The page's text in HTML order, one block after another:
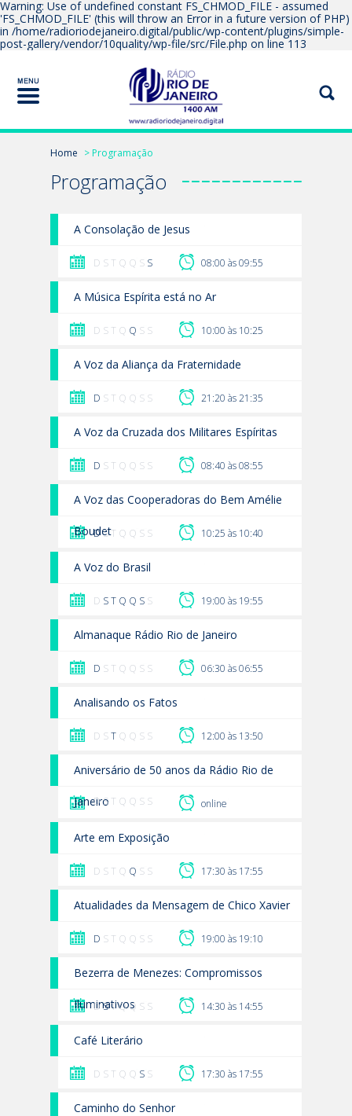
Warning: Use of undefined constant FS_CHMOD_FILE - assumed
'FS_CHMOD_FILE' (this will throw an Error in a future version of PHP)
in /home/radioriodejaneiro.digital/public/wp-content/plugins/simple-
post-gallery/vendor/10quality/wp-file/src/File.php on line 113
Home > Programação
Programação
A Consolação de Jesus
D S T Q Q S S 08:00 às 09:55
A Música Espírita está no Ar
D S T Q Q S S 10:00 às 10:25
A Voz da Aliança da Fraternidade
D S T Q Q S S 21:20 às 21:35
A Voz da Cruzada dos Militares Espíritas
D S T Q Q S S 08:40 às 08:55
A Voz das Cooperadoras do Bem Amélie
Boudet
DS T Q Q S S 10:25 às 10:40
A Voz do Brasil
D ST Q Q S S 19:00 às 19:55
Almanaque Rádio Rio de Janeiro
D S T Q Q S S 06:30 às 06:55
Analisando os Fatos
D ST Q Q S S 12:00 às 13:50
Aniversário de 50 anos da Rádio Rio de
JaneiroD S T Q Q S S online
Arte em Exposição
D S T Q Q S S 17:30 às 17:55
Atualidades da Mensagem de Chico Xavier
D S T Q Q S S 19:00 às 19:10
Bezerra de Menezes: Compromissos
Iluminativos
DST Q Q S S 14:30 às 14:55
Café Literário
D S T Q Q S S 17:30 às 17:55
Caminho do Senhor